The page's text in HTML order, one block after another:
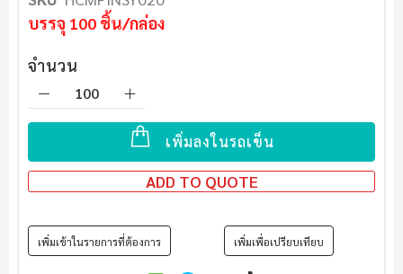
บรรจุ 100 ชิ้น/กล่อง
จำนวน
เพิ่มลงในรถเข็น
ADD TO QUOTE
เพิ่มเข้าในรายการที่ต้องการ เพิ่มเพื่อเปรียบเทียบ